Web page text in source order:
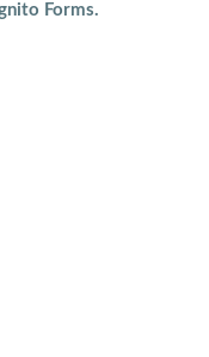
Forms.